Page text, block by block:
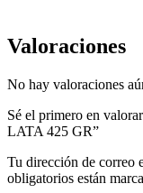
Valoraciones
No hay valoraciones
Sé el primero en
LATA 425 GR”
Tu dirección de correo
obligatorios están